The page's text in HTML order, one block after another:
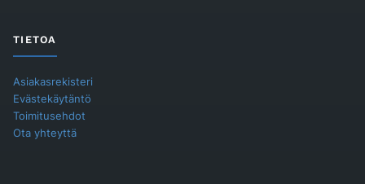
TIETOA
Asiakasrekisteri
Evästekäytäntö
Toimitusehdot
Ota yhteyttä